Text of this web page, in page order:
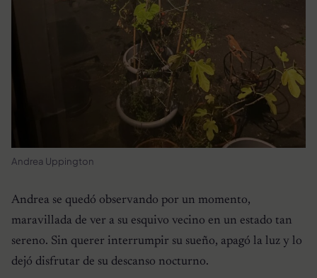
Andrea Uppington
Andrea se quedó observando por un momento,
maravillada de ver a su esquivo vecino en un estado tan
sereno. Sin querer interrumpir su sueño, apagó la luz y lo
dejó disfrutar de su descanso nocturno.